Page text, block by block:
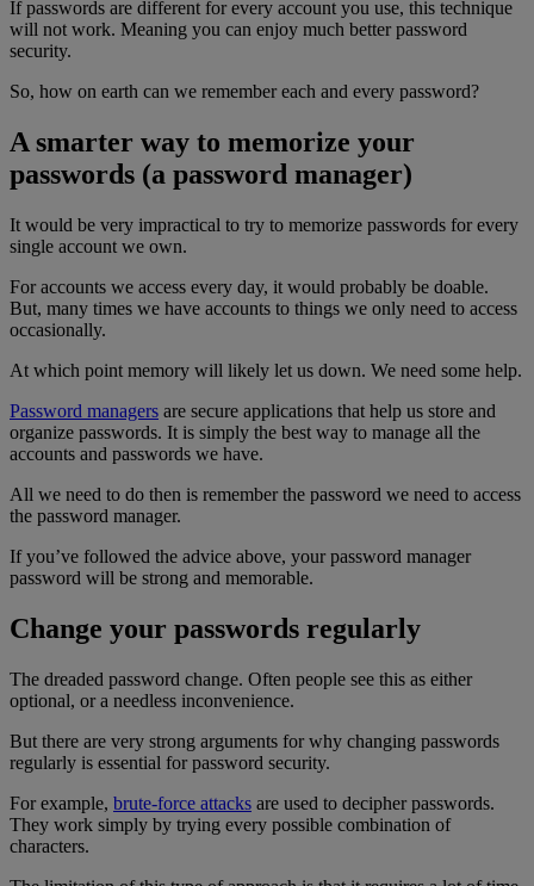
If passwords are different for every account you use, this technique
will not work. Meaning you can enjoy much better password
security.
So, how on earth can we remember each and every password?
A smarter way to memorize your
passwords (a password manager)
It would be very impractical to try to memorize passwords for every
single account we own.
For accounts we access every day, it would probably be doable.
But, many times we have accounts to things we only need to access
occasionally.
At which point memory will likely let us down. We need some help.
Password managers are secure applications that help us store and
organize passwords. It is simply the best way to manage all the
accounts and passwords we have.
All we need to do then is remember the password we need to access
the password manager.
If you’ve followed the advice above, your password manager
password will be strong and memorable.
Change your passwords regularly
The dreaded password change. Often people see this as either
optional, or a needless inconvenience.
But there are very strong arguments for why changing passwords
regularly is essential for password security.
For example, brute-force attacks are used to decipher passwords.
They work simply by trying every possible combination of
characters.